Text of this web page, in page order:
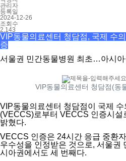
관리자
등록일
2024-12-26
조회수
2,143
VIP동물의료센터 청담점, 국제 수
증
서울권 민간동물병원 최초…아시아
VIP동물의료센터 청담점(동
VIP동물의료센터 청담점이 국제 수
(VECCS)로부터 VECCS 인증시설
밝혔다.
VECCS 인증은 24시간 응급 중환
우수성을 인정받은 것으로, 서울권
시아권에서도 세 번째다.